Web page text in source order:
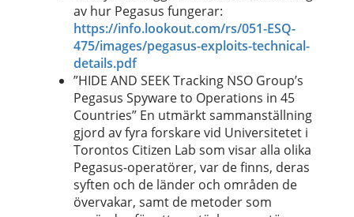
av hur Pegasus fungerar:
https://info.lookout.com/rs/051-ESQ-
475/images/pegasus-exploits-technical-
details.pdf
”HIDE AND SEEK Tracking NSO Group’s
Pegasus Spyware to Operations in 45
Countries” En utmärkt sammanställning
gjord av fyra forskare vid Universitetet i
Torontos Citizen Lab som visar alla olika
Pegasus-operatörer, var de finns, deras
syften och de länder och områden de
övervakar, samt de metoder som